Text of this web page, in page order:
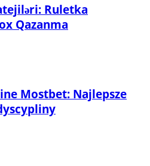
Ruletka
Qazanma
Mostbet: Najlepsze